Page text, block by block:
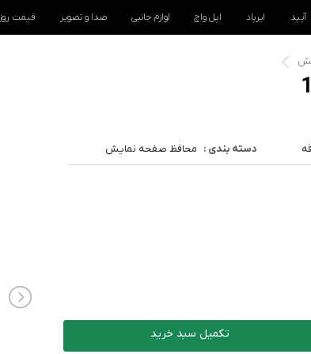
آیپد ایرپاد اپل واچ لوازم جانبی صدا و تصویر قیمت روز
دسته بندی : محافظ صفحه نمایش
تکمیل سبد خرید